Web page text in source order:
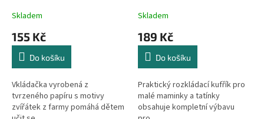
Skladem
155 Kč
Do košíku
Vkládačka vyrobená z
tvrzeného papíru s motivy
zvířátek z farmy pomáhá dětem
Skladem
189 Kč
Do košíku
Praktický rozkládací kufřík pro
malé maminky a tatínky
obsahuje kompletní výbavu